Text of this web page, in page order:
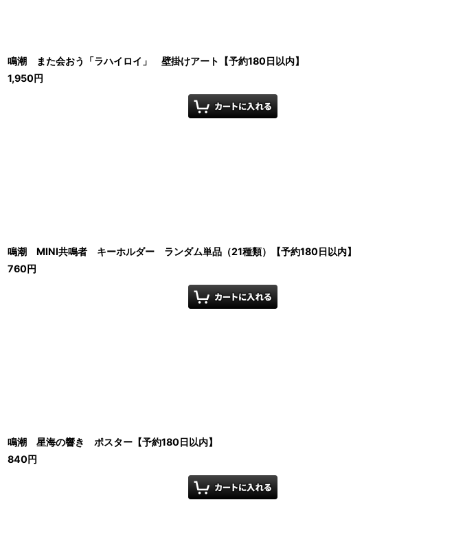
鳴潮 また会おう「ラハイロイ」 壁掛けアート【予約180日以内】
1,950円
鳴潮 MINI共鳴者 キーホルダー ランダム単品（21種類）【予約180日以内】
760円
鳴潮 星海の響き ポスター【予約180日以内】
840円